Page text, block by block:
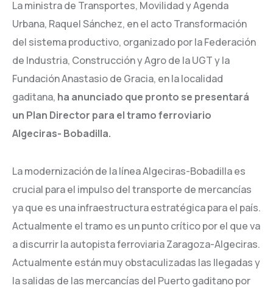
La ministra de Transportes, Movilidad y Agenda
Urbana, Raquel Sánchez, en el acto Transformación
del sistema productivo, organizado por la Federación
de Industria, Construcción y Agro de la UGT y la
Fundación Anastasio de Gracia, en la localidad
gaditana, ha anunciado que pronto se presentará
un Plan Director para el tramo ferroviario
Algeciras- Bobadilla.
La modernización de la línea Algeciras-Bobadilla es
crucial para el impulso del transporte de mercancías
ya que es una infraestructura estratégica para el país.
Actualmente el tramo es un punto crítico por el que va
a discurrir la autopista ferroviaria Zaragoza-Algeciras.
Actualmente están muy obstaculizadas las llegadas y
la salidas de las mercancías del Puerto gaditano por